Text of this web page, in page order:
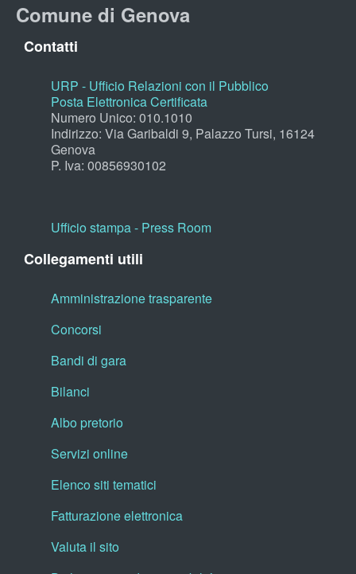
Comune di Genova
Contatti
URP - Ufficio Relazioni con il Pubblico
Posta Elettronica Certificata
Numero Unico: 010.1010
Indirizzo: Via Garibaldi 9, Palazzo Tursi, 16124
Genova
P. Iva: 00856930102
Ufficio stampa - Press Room
Collegamenti utili
Amministrazione trasparente
Concorsi
Bandi di gara
Bilanci
Albo pretorio
Servizi online
Elenco siti tematici
Fatturazione elettronica
Valuta il sito